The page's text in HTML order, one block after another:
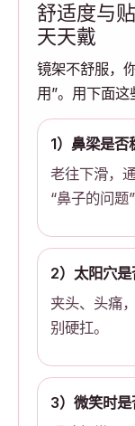
舒适度与
天天戴
镜架不舒服，
用”。用下面这
1）鼻梁是否
老往下滑，
“鼻子的问题”
2）太阳穴是
夹头、头痛
别硬扛。
3）微笑时